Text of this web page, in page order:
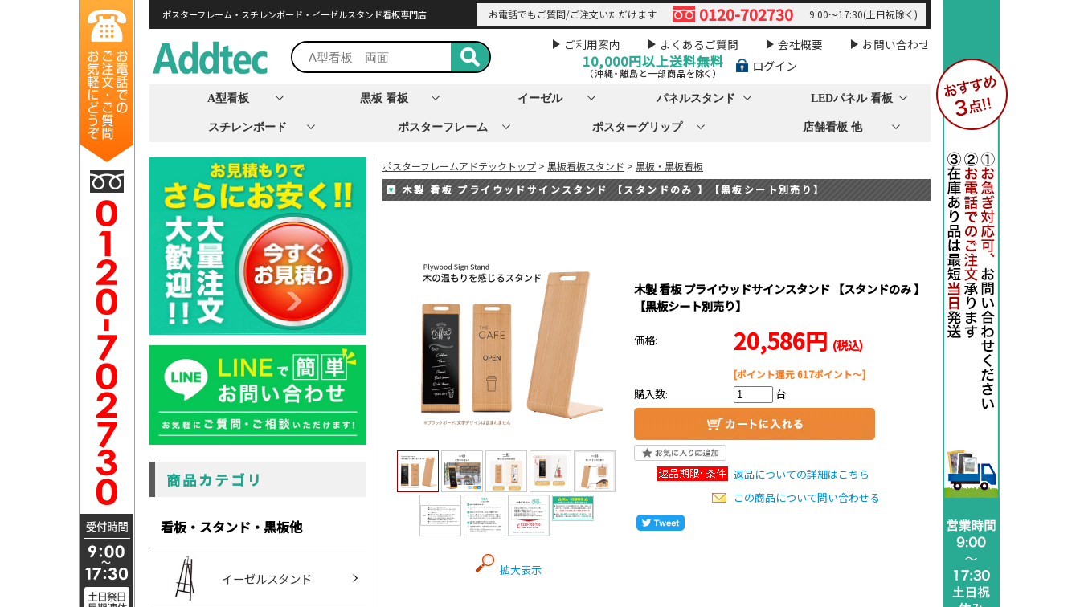
ポスターフレーム・スチレンボード・イーゼルスタンド看板専門店 お電話でもご質問/ご注文いただけます 0120-702730 9:00～17:30(土日祝除く)
ご利用案内 よくあるご質問 会社概要 お問い合わせ
10,000円以上送料無料
（沖縄・離島と一部商品を除く） ログイン
A型看板 黒板 看板 イーゼル パネルスタンド LEDパネル 看板
スチレンボード ポスターフレーム ポスターグリップ 店舗看板 他
商品カテゴリ
看板・スタンド・黒板他
イーゼルスタンド
ポスターフレームアドテックトップ > 黒板看板スタンド > 黒板・黒板看板
木製 看板 プライウッドサインスタンド 【スタンドのみ 】【黒板シート別売り】
拡大表示
木製 看板 プライウッドサインスタンド 【スタンドのみ 】
【黒板シート別売り】
価格: 20,586円 (税込)
[ポイント還元 617ポイント～]
購入数: 台
返品についての詳細はこちら
この商品について問い合わせる